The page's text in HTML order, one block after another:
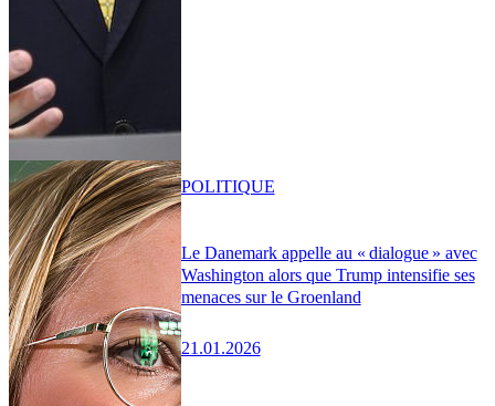
Le Danemark appelle au « dialogue » avec
Washington alors que Trump intensifie ses
menaces sur le Groenland
21.01.2026
POLITIQUE